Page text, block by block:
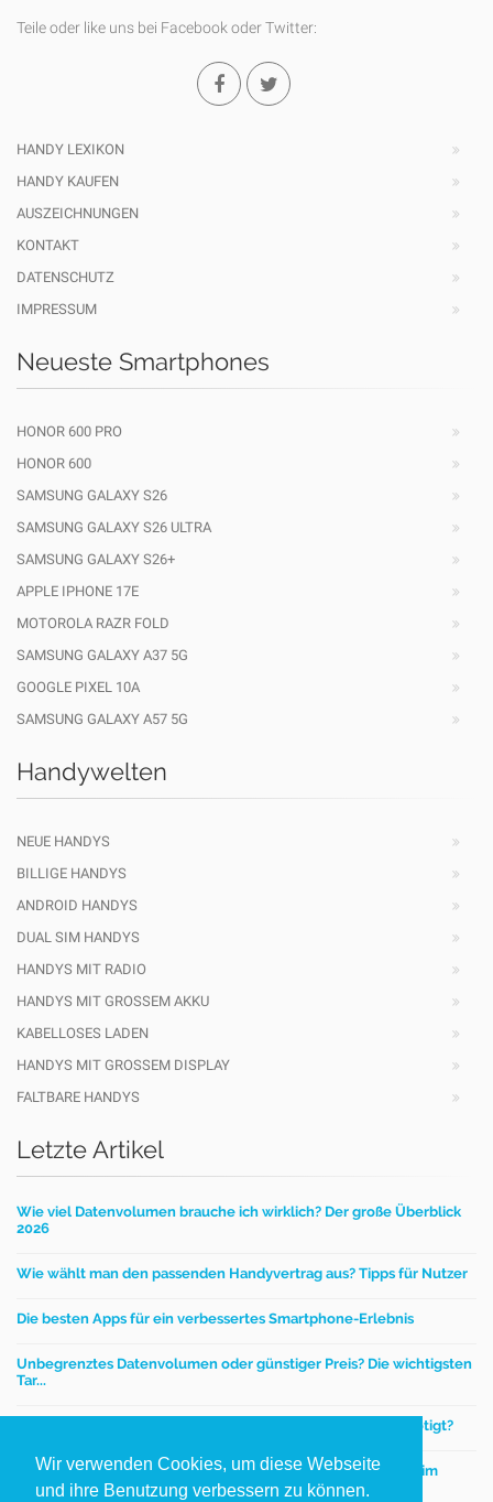
Wir verwenden Cookies, um diese Webseite
und ihre Benutzung verbessern zu können.
Teile oder like uns bei Facebook oder Twitter:
HANDY LEXIKON
HANDY KAUFEN
AUSZEICHNUNGEN
KONTAKT
DATENSCHUTZ
IMPRESSUM
Neueste Smartphones
HONOR 600 PRO
HONOR 600
SAMSUNG GALAXY S26
SAMSUNG GALAXY S26 ULTRA
SAMSUNG GALAXY S26+
APPLE IPHONE 17E
MOTOROLA RAZR FOLD
SAMSUNG GALAXY A37 5G
GOOGLE PIXEL 10A
SAMSUNG GALAXY A57 5G
Handywelten
NEUE HANDYS
BILLIGE HANDYS
ANDROID HANDYS
DUAL SIM HANDYS
HANDYS MIT RADIO
HANDYS MIT GROSSEM AKKU
KABELLOSES LADEN
HANDYS MIT GROSSEM DISPLAY
FALTBARE HANDYS
Letzte Artikel
Wie viel Datenvolumen brauche ich wirklich? Der große Überblick
2026
Wie wählt man den passenden Handyvertrag aus? Tipps für Nutzer
Die besten Apps für ein verbessertes Smartphone-Erlebnis
Unbegrenztes Datenvolumen oder günstiger Preis? Die wichtigsten
Tar...
Mobilfunktarife – Wie viel Datenvolumen wird wirklich benötigt?
Einen günstigen Handyvertrag finden - worauf kommt es beim
Handytar...